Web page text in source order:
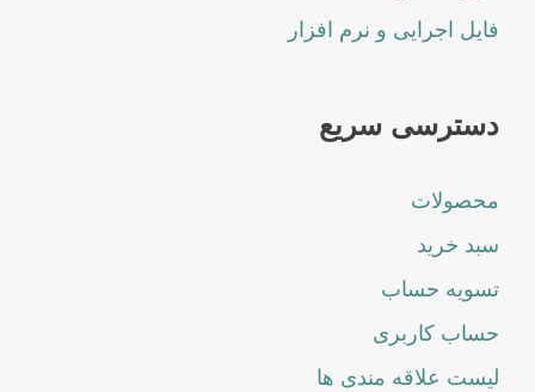
فایل اجرایی و نرم افزار
دسترسی سریع
محصولات
سبد خرید
تسویه حساب
حساب کاربری
لیست علاقه مندی ها